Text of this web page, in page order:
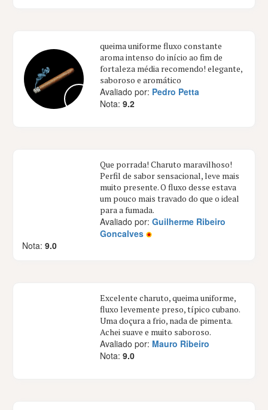
queima uniforme fluxo constante
aroma intenso do início ao fim de
fortaleza média recomendo! elegante,
saboroso e aromático
Avaliado por: Pedro Petta
Nota:9.2
Que porrada! Charuto maravilhoso!
Perfil de sabor sensacional, leve mais
muito presente. O fluxo desse estava
um pouco mais travado do que o ideal
para a fumada.
Avaliado por:Guilherme Ribeiro
Goncalves
Nota:9.0
Excelente charuto, queima uniforme,
fluxo levemente preso, típico cubano.
Uma doçura a frio, nada de pimenta.
Achei suave e muito saboroso.
Avaliado por: Mauro Ribeiro
Nota:9.0